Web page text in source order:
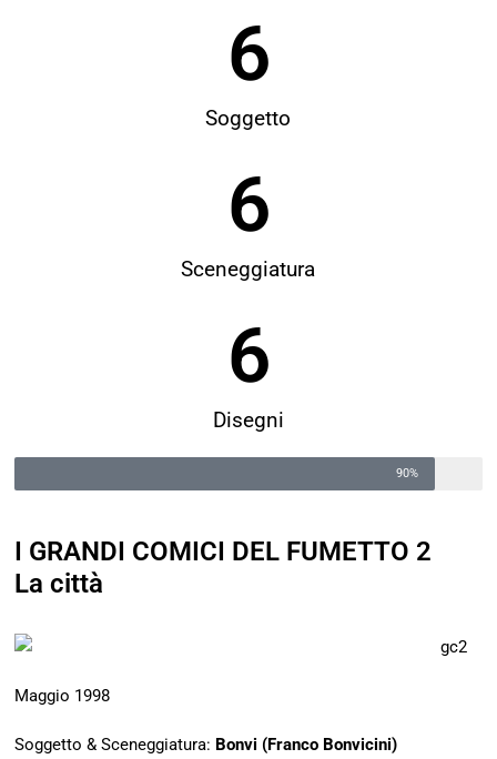
Soggetto
6
Sceneggiatura
6
Disegni
6
90%
I GRANDI COMICI DEL FUMETTO 2
La città
Maggio 1998
Soggetto & Sceneggiatura: Bonvi (Franco Bonvicini)